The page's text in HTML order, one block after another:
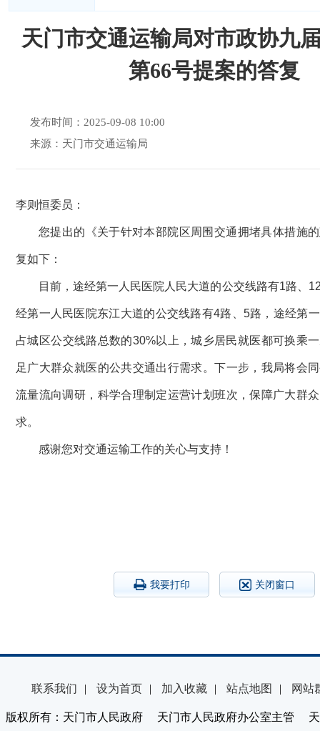
天门市交通运输局对市政协九
第66号提案的答复
发布时间：2025-09-08 10:00
来源：天门市交通运输局
李则恒委员：
您提出的《关于针对本部院区周围交通拥堵具体措施
复如下：
目前，途经第一人民医院人民大道的公交线路有1路、
经第一人民医院东江大道的公交线路有4路、5路，途经第
占城区公交线路总数的30%以上，城乡居民就医都可换乘
足广大群众就医的公共交通出行需求。下一步，我局将会
流量流向调研，科学合理制定运营计划班次，保障广大群
求。
感谢您对交通运输工作的关心与支持！
我要打印 关闭窗口
联系我们 | 设为首页 | 加入收藏 | 站点地图 | 网站
版权所有：天门市人民政府 天门市人民政府办公室主管 天